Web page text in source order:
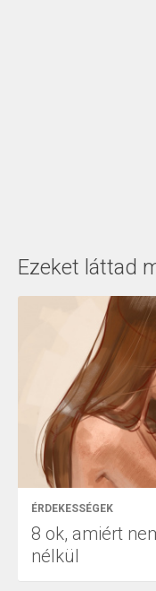
Ezeket láttad
ÉRDEKESSÉGEK
8 ok, amiért
nélkül